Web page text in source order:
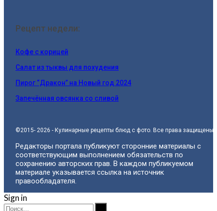
Рецепт недели:
Кофе с корицей
Салат из тыквы для похудения
Пирог “Дракон” на Новый год 2024
Запечённая овсянка со сливой
©2015- 2026 - Кулинарные рецепты блюд с фото. Все права защищены.
Редакторы портала публикуют сторонние материалы с
соответствующим выполнением обязательств по
сохранению авторских прав. В каждом публикуемом
материале указывается ссылка на источник
правообладателя.
Sign in